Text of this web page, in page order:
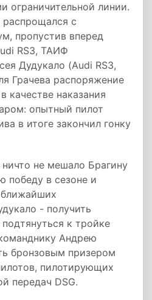
ограничительной линии.
с
пропустив вперед
RS3, ТАИФ
Дудукало (Audi RS3,
Грачева распоряжение
качестве наказания
опытный пилот
в итоге закончил гонку
не мешало Брагину
победу в сезоне и
ближайших
- получить
к тройке
Андрею
бронзовым призером
пилотирующих
передач DSG.